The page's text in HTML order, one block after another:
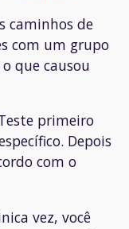
caminhos de
com um grupo
que causou
primeiro
Depois
com o
vez, você